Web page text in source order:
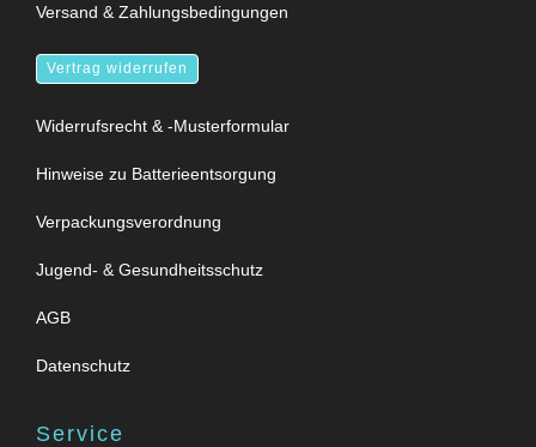
Versand & Zahlungsbedingungen
Vertrag widerrufen
Widerrufsrecht & -Musterformular
Hinweise zu Batterieentsorgung
Verpackungsverordnung
Jugend- & Gesundheitsschutz
AGB
Datenschutz
Service